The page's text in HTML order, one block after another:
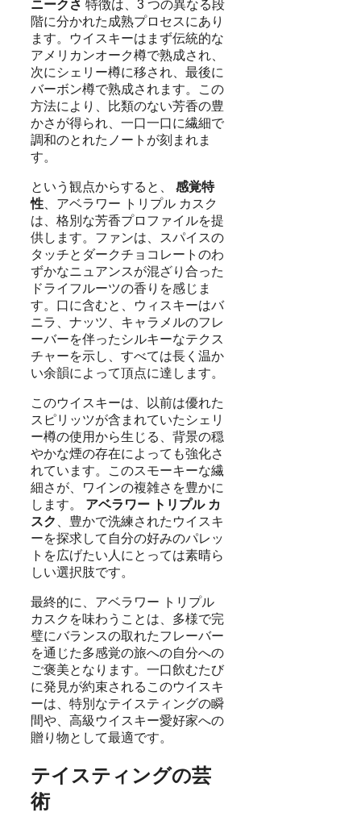
ニークさ 特徴は、3 つの異なる段
階に分かれた成熟プロセスにあり
ます。ウイスキーはまず伝統的な
アメリカンオーク樽で熟成され、
次にシェリー樽に移され、最後に
バーボン樽で熟成されます。この
方法により、比類のない芳香の豊
かさが得られ、一口一口に繊細で
調和のとれたノートが刻まれま
す。
という観点からすると、 感覚特
性、アベラワー トリプル カスク
は、格別な芳香プロファイルを提
供します。ファンは、スパイスの
タッチとダークチョコレートのわ
ずかなニュアンスが混ざり合った
ドライフルーツの香りを感じま
す。口に含むと、ウィスキーはバ
ニラ、ナッツ、キャラメルのフレ
ーバーを伴ったシルキーなテクス
チャーを示し、すべては長く温か
い余韻によって頂点に達します。
このウイスキーは、以前は優れた
スピリッツが含まれていたシェリ
ー樽の使用から生じる、背景の穏
やかな煙の存在によっても強化さ
れています。このスモーキーな繊
細さが、ワインの複雑さを豊かに
します。 アベラワー トリプル カ
スク 、豊かで洗練されたウイスキ
ーを探求して自分の好みのパレッ
トを広げたい人にとっては素晴ら
しい選択肢です。
最終的に、アベラワー トリプル
カスクを味わうことは、多様で完
璧にバランスの取れたフレーバー
を通じた多感覚の旅への自分への
ご褒美となります。一口飲むたび
に発見が約束されるこのウイスキ
ーは、特別なテイスティングの瞬
間や、高級ウイスキー愛好家への
贈り物として最適です。
テイスティングの芸
術